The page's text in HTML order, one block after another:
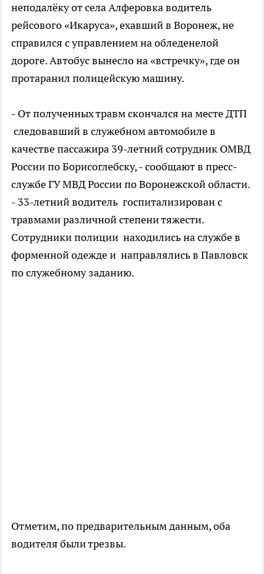
неподалёку от села Алферовка водитель
рейсового «Икаруса», ехавший в Воронеж, не
справился с управлением на обледенелой
дороге. Автобус вынесло на «встречку», где он
протаранил полицейскую машину.
- От полученных травм скончался на месте ДТП
следовавший в служебном автомобиле в
качестве пассажира 39-летний сотрудник ОМВД
России по Борисоглебску, - сообщают в пресс-
службе ГУ МВД России по Воронежской области.
- 33-летний водитель госпитализирован с
травмами различной степени тяжести.
Сотрудники полиции находились на службе в
форменной одежде и направлялись в Павловск
по служебному заданию.
Отметим, по предварительным данным, оба
водителя были трезвы.